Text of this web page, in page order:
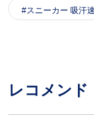
スニーカー 吸汗
レコメンド